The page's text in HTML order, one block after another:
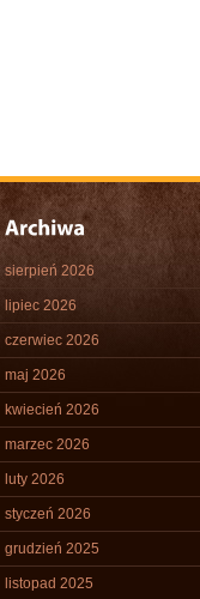
sierpień 2026
lipiec 2026
czerwiec 2026
maj 2026
kwiecień 2026
marzec 2026
luty 2026
styczeń 2026
grudzień 2025
listopad 2025